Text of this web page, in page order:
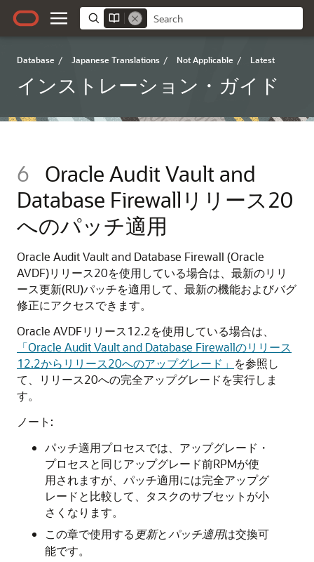
Database / Japanese Translations / Not Applicable / Latest
インストレーション・ガイド
6 Oracle Audit Vault and
Database Firewallリリース20
へのパッチ適用
Oracle Audit Vault and Database Firewall (Oracle
AVDF)リリース20を使用している場合は、最新のリリ
ース更新(RU)パッチを適用して、最新の機能およびバグ
修正にアクセスできます。
Oracle AVDFリリース12.2を使用している場合は、
「Oracle Audit Vault and Database Firewallのリリース
12.2からリリース20へのアップグレード」 を参照し
て、リリース20への完全アップグレードを実行しま
す。
ノート:
パッチ適用プロセスでは、アップグレード・
プロセスと同じアップグレード前RPMが使
用されますが、パッチ適用には完全アップグ
レードと比較して、タスクのサブセットが小
さくなります。
この章で使用する 更新とパッチ適用は交換可
能です。